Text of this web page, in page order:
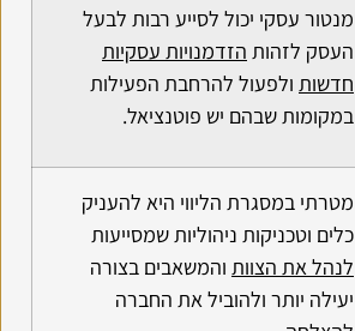
מנטור עסקי יכול לסייע רבות לבעל
העסק לזהות הזדמנויות עסקיות
חדשות ולפעול להרחבת הפעילות
במקומות שבהם יש פוטנציאל.
מטרתי במסגרת הליווי היא להעניק
כלים וטכניקות ניהוליות שמסייעות
לנהל את הצוות והמשאבים בצורה
יעילה יותר ולהוביל את החברה